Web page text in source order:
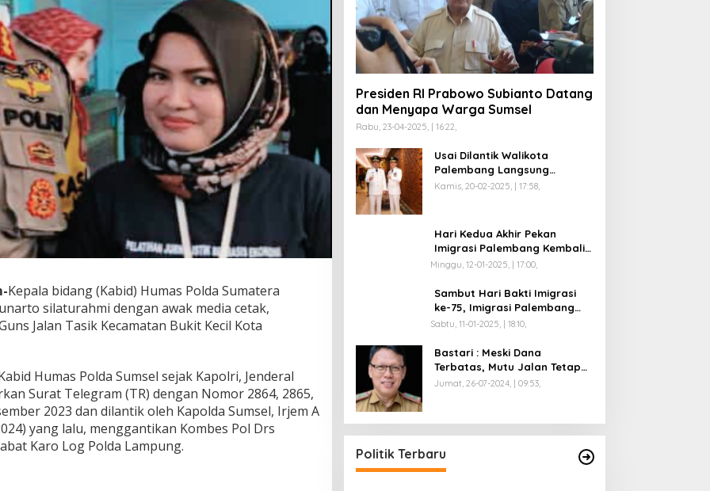
Kepala bidang (Kabid) Humas Polda Sumatera
silaturahmi dengan awak media cetak,
Jalan Tasik Kecamatan Bukit Kecil Kota
Humas Polda Sumsel sejak Kapolri, Jenderal
Surat Telegram (TR) dengan Nomor 2864, 2865,
2023 dan dilantik oleh Kapolda Sumsel, Irjem A
yang lalu, menggantikan Kombes Pol Drs
Karo Log Polda Lampung.
Presiden RI Prabowo Subianto Datang
dan Menyapa Warga Sumsel
Rabu, 23-04-2025, | 16:22,
Usai Dilantik Walikota
Palembang Langsung
Mengikuti Retreat di
Kamis, 20-02-2025, | 17:58,
Hari Kedua Akhir Pekan
Imigrasi Palembang Kembali
Dilayani
Minggu, 12-01-2025, | 17:00,
Sambut Hari Bakti Imigrasi
ke-75, Imigrasi Palembang
Buka Paspor Simpatik Akhir
Sabtu, 11-01-2025, | 18:10,
Bastari : Meski Dana
Terbatas, Mutu Jalan Tetap
Diprioritaskan !
Jumat, 26-07-2024, | 09:53,
Politik Terbaru
DPW PAN Sumsel Segera
Laksanakan Musyawarah Wilayah
2025
Di Politik |